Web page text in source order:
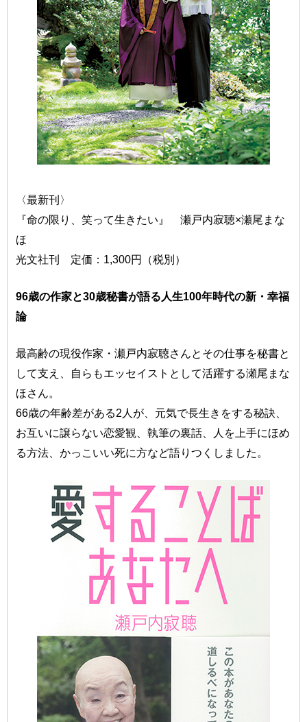
〈最新刊〉
『命の限り、笑って生きたい』 瀬戸内寂聴×瀬尾まな
ほ
光文社刊 定価：1,300円（税別）
96歳の作家と30歳秘書が語る人生100年時代の新・幸福
論
最高齢の現役作家・瀬戸内寂聴さんとその仕事を秘書と
して支え、自らもエッセイストとして活躍する瀬尾まな
ほさん。
66歳の年齢差がある2人が、元気で長生きをする秘訣、
お互いに譲らない恋愛観、執筆の裏話、人を上手にほめ
る方法、かっこいい死に方など語りつくしました。